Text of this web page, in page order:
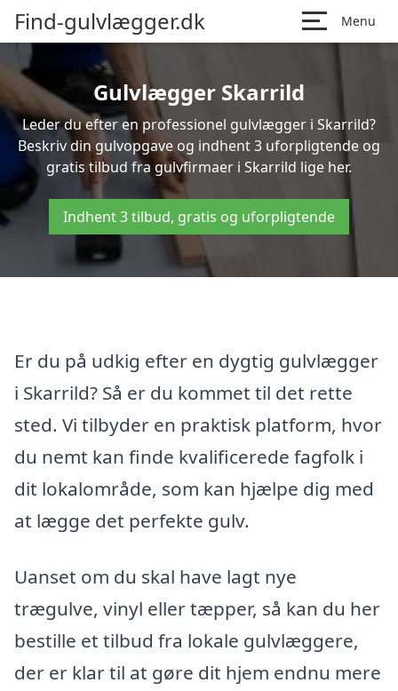
Find-gulvlægger.dk Menu
Gulvlægger Skarrild
Leder du efter en professionel gulvlægger i Skarrild?
Beskriv din gulvopgave og indhent 3 uforpligtende og
gratis tilbud fra gulvfirmaer i Skarrild lige her.
Indhent 3 tilbud, gratis og uforpligtende
Er du på udkig efter en dygtig gulvlægger
i Skarrild? Så er du kommet til det rette
sted. Vi tilbyder en praktisk platform, hvor
du nemt kan finde kvalificerede fagfolk i
dit lokalområde, som kan hjælpe dig med
at lægge det perfekte gulv.
Uanset om du skal have lagt nye
trægulve, vinyl eller tæpper, så kan du her
bestille et tilbud fra lokale gulvlæggere,
der er klar til at gøre dit hjem endnu mere